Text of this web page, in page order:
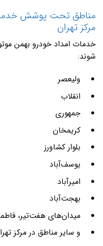
مناطق تحت پوشش
مرکز تهران
خدمات امداد خودرو بهمن
شوند:
ولیعصر
انقلاب
جمهوری
کریمخان
بلوار کشاورز
یوسف‌آباد
امیرآباد
بهجت‌آباد
میدان‌های هفت‌تیر،
و سایر مناطق در مرکز